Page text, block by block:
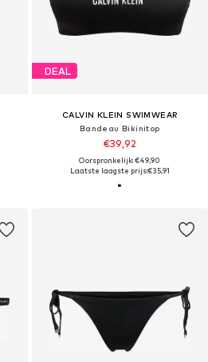
DEAL
CALVIN KLEIN SWIMWEAR
Bandeau Bikinitop
€39,92
Oorspronkelijk: €49,90
Laatste laagste prijs:€35,91